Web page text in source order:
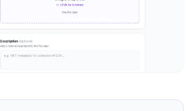
Redactioneel proces